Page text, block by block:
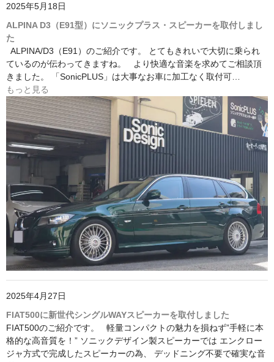
2025年5月18日
ALPINA D3（E91型）にソニックプラス・スピーカーを取付しまし
た
ALPINA/D3（E91）のご紹介です。 とてもきれいで大切に乗られ
ているのが伝わってきますね。 より快適な音楽を求めてご相談頂
きました。 「SonicPLUS」は大事なお車に加工なく取付可…
もっと見る
2025年4月27日
FIAT500に新世代シングルWAYスピーカーを取付しました
FIAT500のご紹介です。 軽量コンパクトの魅力を損ねず”手軽に本
格的な高音質を！” ソニックデザイン製スピーカーでは エンクロー
ジャ方式で完成したスピーカーの為、 デッドニング不要で確実な音